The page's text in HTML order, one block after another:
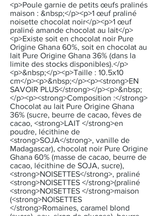
<p>Poule garnie de petits œufs pralinés
maison : &nbsp;</p><p>1 œuf praliné
noisette chocolat noir</p><p>1 œuf
praliné amande chocolat au lait</p>
<p>Existe soit en chocolat noir Pure
Origine Ghana 60%, soit en chocolat au
lait Pure Origine Ghana 36% (dans la
limite des stocks disponibles).</p>
<p>&nbsp;</p><p>Taille : 10.5x10
cm</p><p>&nbsp;</p><p><strong>EN
SAVOIR PLUS</strong></p><p>&nbsp;
</p><p><strong>Composition :</strong>
Chocolat au lait Pure Origine Ghana
36% (sucre, beurre de cacao, fèves de
cacao, <strong>LAIT </strong>en
poudre, lécithine de
<strong>SOJA</strong>, vanille de
Madagascar), chocolat noir Pure Origine
Ghana 60% (masse de cacao, beurre de
cacao, lécithine de SOJA, sucre),
<strong>NOISETTES</strong>, praliné
<strong>NOISETTES </strong>(praliné
<strong>NOISETTES </strong>maison
(<strong>NOISETTES
</strong>Romaines, caramel blond